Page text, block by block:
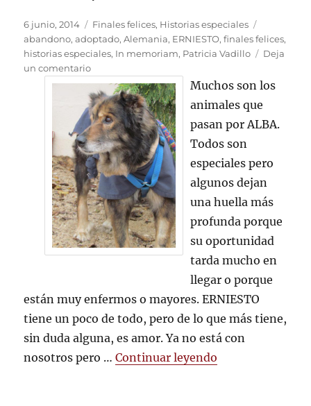
Publicado
el
6 junio, 2014 Categorías
Finales felices, Historias especiales
abandono,adoptado,Alemania, ERNIESTO,finales felices,
historias especiales, In memoriam, Patricia Vadillo
Deja
un comentarioen
Nuestro
abuelito
ERNIESTO
fue
muy
feliz
Muchos son los
animales que
pasan por ALBA.
Todos son
especiales pero
algunos dejan
una huella más
profunda porque
su oportunidad
tarda mucho en
llegar o porque
están muy enfermos o mayores. ERNIESTO
tiene un poco de todo, pero de lo que más tiene,
sin duda alguna, es amor. Ya no está con
nosotros pero …Continuar leyendo